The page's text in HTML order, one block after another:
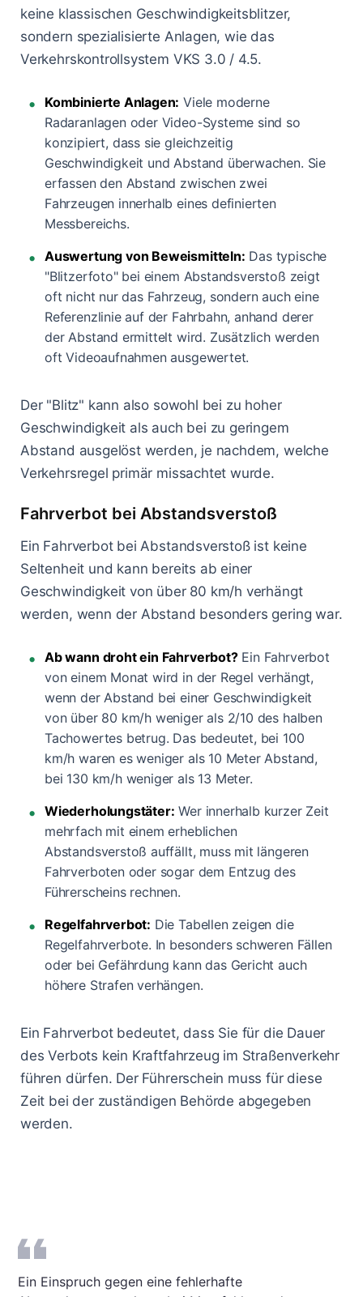
keine klassischen Geschwindigkeitsblitzer,
sondern spezialisierte Anlagen, wie das
Verkehrskontrollsystem VKS 3.0 / 4.5.
Kombinierte Anlagen: Viele moderne
Radaranlagen oder Video-Systeme sind so
konzipiert, dass sie gleichzeitig
Geschwindigkeit und Abstand überwachen. Sie
erfassen den Abstand zwischen zwei
Fahrzeugen innerhalb eines definierten
Messbereichs.
Auswertung von Beweismitteln: Das typische
"Blitzerfoto" bei einem Abstandsverstoß zeigt
oft nicht nur das Fahrzeug, sondern auch eine
Referenzlinie auf der Fahrbahn, anhand derer
der Abstand ermittelt wird. Zusätzlich werden
oft Videoaufnahmen ausgewertet.
Der "Blitz" kann also sowohl bei zu hoher
Geschwindigkeit als auch bei zu geringem
Abstand ausgelöst werden, je nachdem, welche
Verkehrsregel primär missachtet wurde.
Fahrverbot bei Abstandsverstoß
Ein Fahrverbot bei Abstandsverstoß ist keine
Seltenheit und kann bereits ab einer
Geschwindigkeit von über 80 km/h verhängt
werden, wenn der Abstand besonders gering war.
Ab wann droht ein Fahrverbot?Ein Fahrverbot
von einem Monat wird in der Regel verhängt,
wenn der Abstand bei einer Geschwindigkeit
von über 80 km/h weniger als 2/10 des halben
Tachowertes betrug. Das bedeutet, bei 100
km/h waren es weniger als 10 Meter Abstand,
bei 130 km/h weniger als 13 Meter.
Wiederholungstäter: Wer innerhalb kurzer Zeit
mehrfach mit einem erheblichen
Abstandsverstoß auffällt, muss mit längeren
Fahrverboten oder sogar dem Entzug des
Führerscheins rechnen.
Regelfahrverbot: Die Tabellen zeigen die
Regelfahrverbote. In besonders schweren Fällen
oder bei Gefährdung kann das Gericht auch
höhere Strafen verhängen.
Ein Fahrverbot bedeutet, dass Sie für die Dauer
des Verbots kein Kraftfahrzeug im Straßenverkehr
führen dürfen. Der Führerschein muss für diese
Zeit bei der zuständigen Behörde abgegeben
werden.
Ein Einspruch gegen eine fehlerhafte